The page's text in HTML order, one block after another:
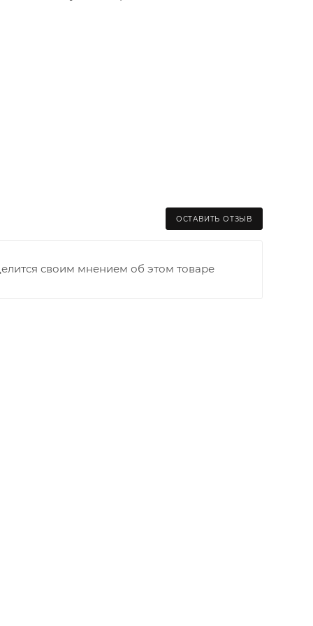
ОСТАВИТЬ ОТЗЫВ
своим мнением об этом товаре